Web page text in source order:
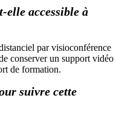
elle accessible à
par visioconférence
conserver un support vidéo
de formation.
suivre cette